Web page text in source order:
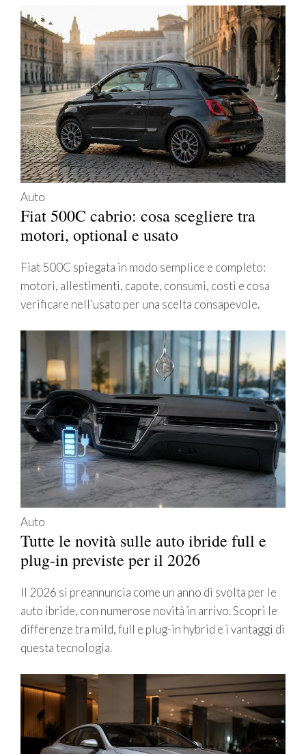
Auto
Fiat 500C cabrio: cosa scegliere tra
motori, optional e usato
Fiat 500C spiegata in modo semplice e completo:
motori, allestimenti, capote, consumi, costi e cosa
verificare nell’usato per una scelta consapevole.
Auto
Tutte le novità sulle auto ibride full e
plug-in previste per il 2026
Il 2026 si preannuncia come un anno di svolta per le
auto ibride, con numerose novità in arrivo. Scopri le
differenze tra mild, full e plug-in hybrid e i vantaggi di
questa tecnologia.